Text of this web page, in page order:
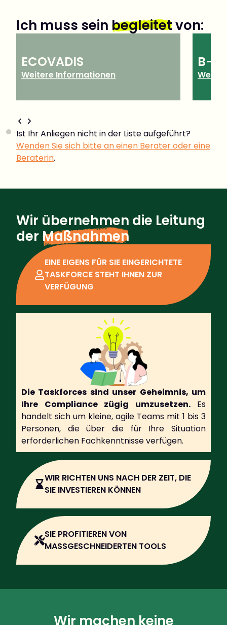
Ich muss sein begleitetvon:
ECOVADIS
Weitere Informationen
B-
Ist Ihr Anliegen nicht in der Liste aufgeführt?
Wenden Sie sich bitte an einen Berater oder eine
Beraterin.
Wir übernehmen die Leitung
derMaßnahmen
EINE EIGENS FÜR SIE EINGERICHTETE
TASKFORCE STEHT IHNEN ZUR
VERFÜGUNG
WIR RICHTEN UNS NACH DER ZEIT, DIE
SIE INVESTIEREN KÖNNEN
SIE PROFITIEREN VON
MASSGESCHNEIDERTEN TOOLS
Die Taskforces sind unser Geheimnis, um
Ihre Compliance zügig umzusetzen.Es
handelt sich um kleine, agile Teams mit 1 bis 3
Personen, die über die für Ihre Situation
erforderlichen Fachkenntnisse verfügen.
Wir machen keine